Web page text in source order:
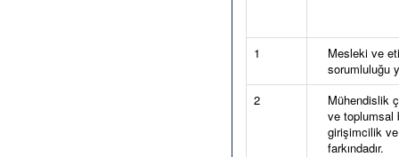
1
Mesleki ve
sorumluluğu
2
Mühendislik
ve toplumsal
girişimcilik ve
farkındadır.